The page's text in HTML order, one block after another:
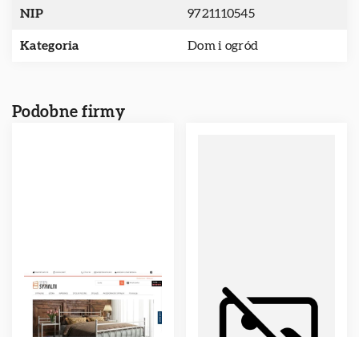
NIP 9721110545
Kategoria Dom i ogród
Podobne firmy